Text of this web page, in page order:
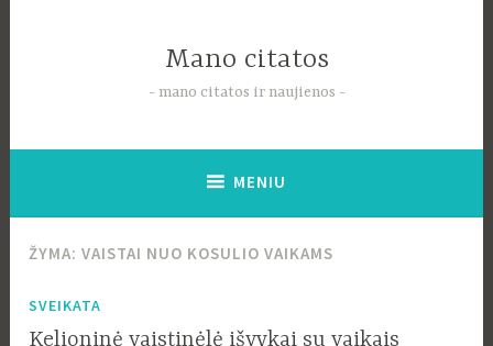
Mano citatos
mano citatos ir naujienos
MENIU
ŽYMA:VAISTAI NUO KOSULIO VAIKAMS
SVEIKATA
Kelioninė vaistinėlė išvykai su vaikais